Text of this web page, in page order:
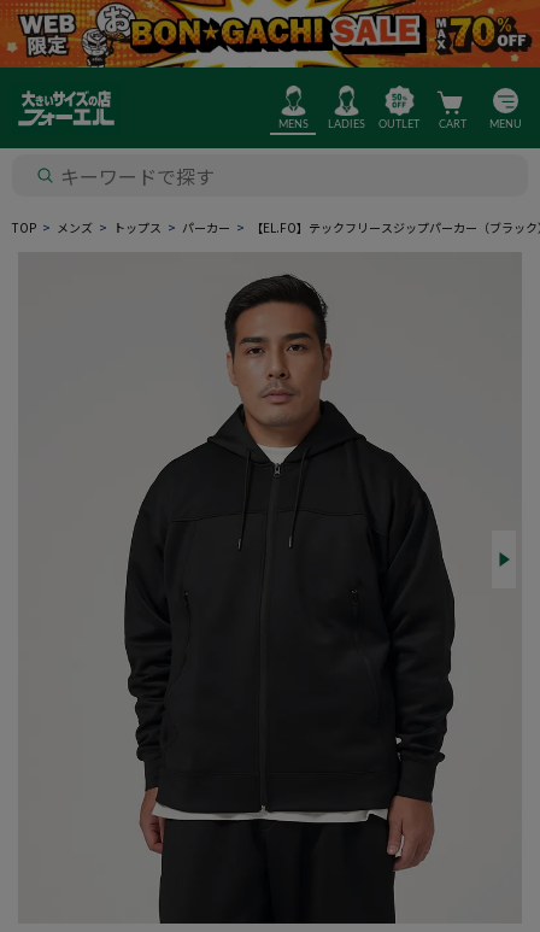
MENS LADIES OUTLET CART MENU
TOP メンズ トップス パーカー 【EL.FO】テックフリースジップパーカー（ブラッ